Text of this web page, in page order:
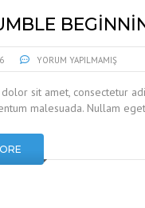
YORUM YAPILMAMIŞ
sit amet, consectetur
malesuada. Nullam